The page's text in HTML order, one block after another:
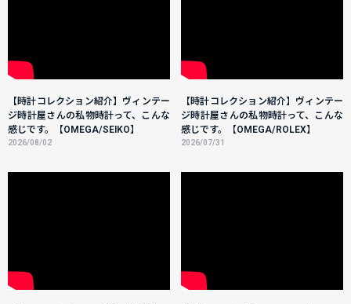
【時計コレクション紹介】ヴィンテー
ジ時計屋さんの私物時計って、こんな
感じです。【OMEGA/SEIKO】
2026/08/02
【時計コレクション紹介】ヴィンテー
ジ時計屋さんの私物時計って、こんな
感じです。【OMEGA/ROLEX】
2026/07/31